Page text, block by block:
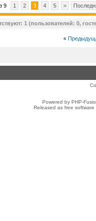
9 1 2 3 4 5 >
1 (пользователей: 0,
«
Powered by PHP-
Released as free